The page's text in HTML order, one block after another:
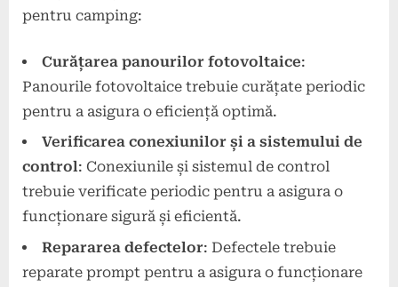
pentru camping:
Curățarea panourilor fotovoltaice:
Panourile fotovoltaice trebuie curățate periodic
pentru a asigura o eficiență optimă.
Verificarea conexiunilor și a sistemului de
control: Conexiunile și sistemul de control
trebuie verificate periodic pentru a asigura o
funcționare sigură și eficientă.
Repararea defectelor: Defectele trebuie
reparate prompt pentru a asigura o funcționare